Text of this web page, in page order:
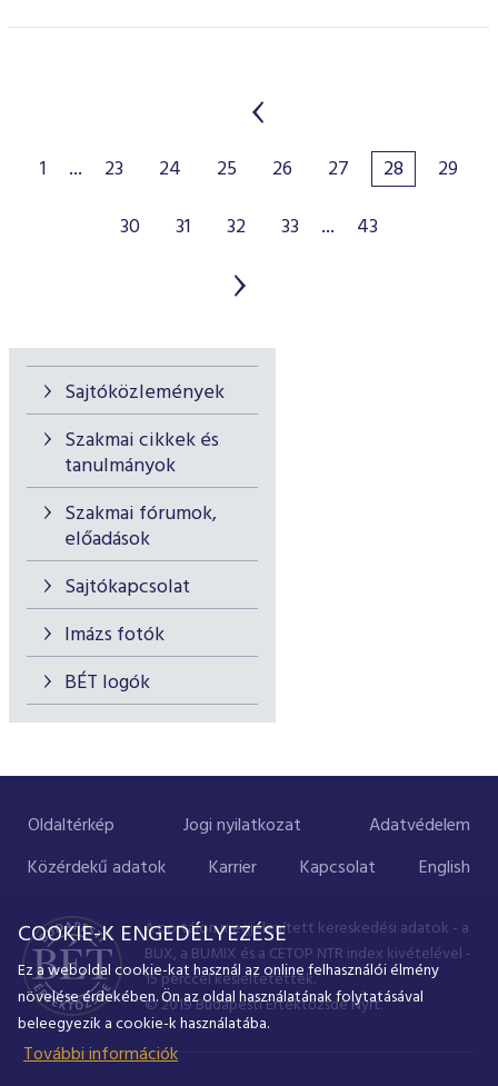
Sajtóközlemények
Szakmai cikkek és
tanulmányok
Szakmai fórumok,
előadások
Sajtókapcsolat
Imázs fotók
BÉT logók
1 ... 23 24 25 26 27 28
29
30
31 32 33 ... 43
Oldaltérkép Jogi nyilatkozat
Adatvédelem
Közérdekű adatok
Karrier Kapcsolat English
A portálon megjelenített kereskedési adatok - a
BUX, a BUMIX és a CETOP NTR index kivételével -
15 perccel késleltetettek.
© 2019 Budapesti Értéktőzsde Nyrt.
COOKIE-K ENGEDÉLYEZÉSE
Ez a weboldal cookie-kat használ az online felhasználói élmény
növelése érdekében. Ön az oldal használatának folytatásával
beleegyezik a cookie-k használatába.
További információk